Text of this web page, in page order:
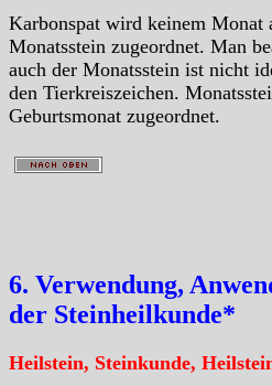
Karbonspat wird keinem Monat
Monatsstein zugeordnet. Man
auch der Monatsstein ist nicht
den Tierkreiszeichen.
Geburtsmonat zugeordnet.
6. Verwendung,
der Steinheilkunde*
Heilstein, Steinkunde,